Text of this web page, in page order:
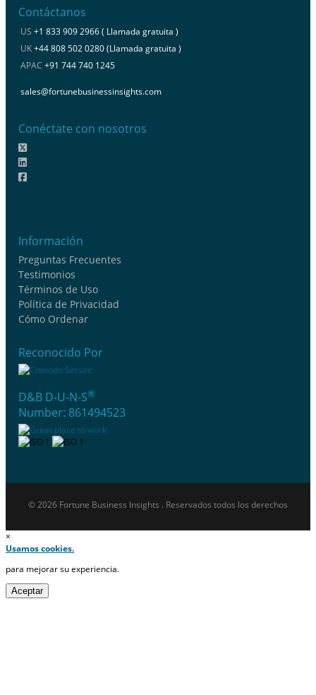
Contáctanos
US +1 833 909 2966 ( Llamada gratuita )
UK+44 808 502 0280 (Llamada gratuita )
APAC +91 744 740 1245
sales@fortunebusinessinsights.com
Conéctate con nosotros
Información
Preguntas Frecuentes
Testimonios
Términos de Uso
Política de Privacidad
Cómo Ordenar
Reconocido Por
D&B D-U-N-S®
Number: 861494523
© 2026 Fortune Business Insights . Reservados todos los derechos
×
Usamos cookies.
para mejorar su experiencia.
Aceptar